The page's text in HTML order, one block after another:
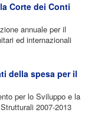
Corte dei Conti
annuale per il
ed internazionali
della spesa per il
per lo Sviluppo e la
2007-2013